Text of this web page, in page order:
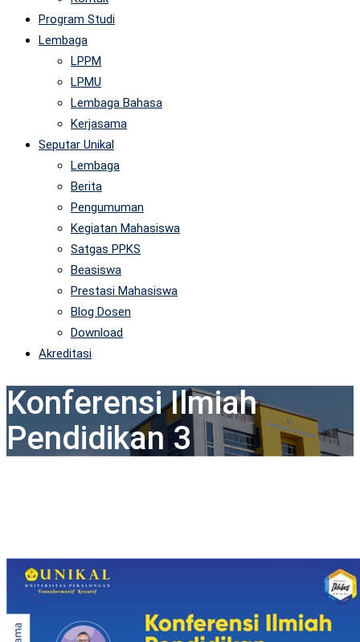
Program Studi
Lembaga
LPPM
LPMU
Lembaga Bahasa
Kerjasama
Seputar Unikal
Lembaga
Berita
Pengumuman
Kegiatan Mahasiswa
Satgas PPKS
Beasiswa
Prestasi Mahasiswa
Blog Dosen
Download
Akreditasi
Konferensi Ilmiah
Pendidikan 3